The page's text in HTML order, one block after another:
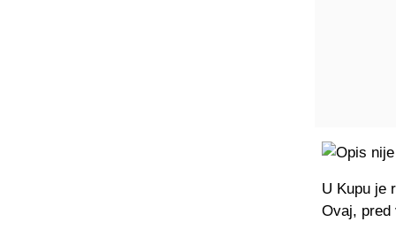
U Kupu je
Ovaj, pred